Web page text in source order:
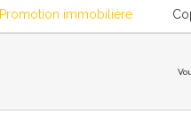
Promotion immobilière